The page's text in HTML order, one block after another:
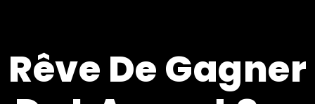
Rêve De Gagner